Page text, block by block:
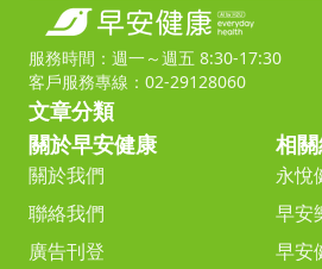
服務時間：週一～週五 8:30-17:30
客戶服務專線：02-29128060
文章分類
關於早安健康
關於我們
聯絡我們
廣告刊登
相
永悅
早安
早安